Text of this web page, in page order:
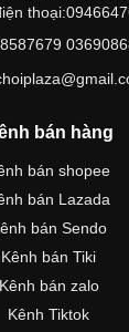
bán hàng
bán shopee
bán Lazada
bán Sendo
Kênh bán Tiki
Kênh bán zalo
Kênh Tiktok